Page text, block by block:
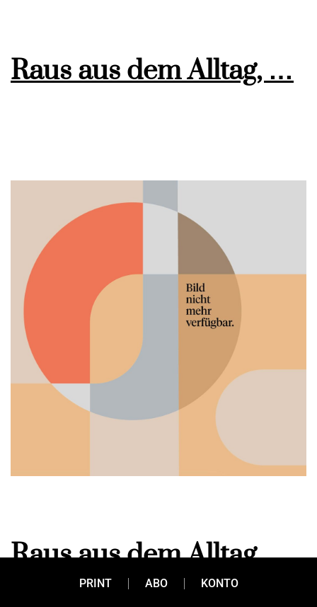
Raus aus dem Alltag, …
Raus aus dem Alltag, …
PRINT ABO KONTO